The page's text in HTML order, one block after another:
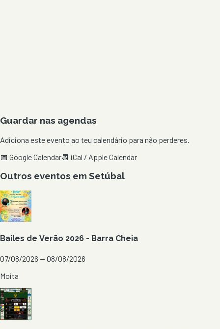
Guardar nas agendas
Adiciona este evento ao teu calendário para não perderes.
📅 Google Calendar📆 iCal / Apple Calendar
Outros eventos em Setúbal
Bailes de Verão 2026 - Barra Cheia
07/08/2026 — 08/08/2026
Moita